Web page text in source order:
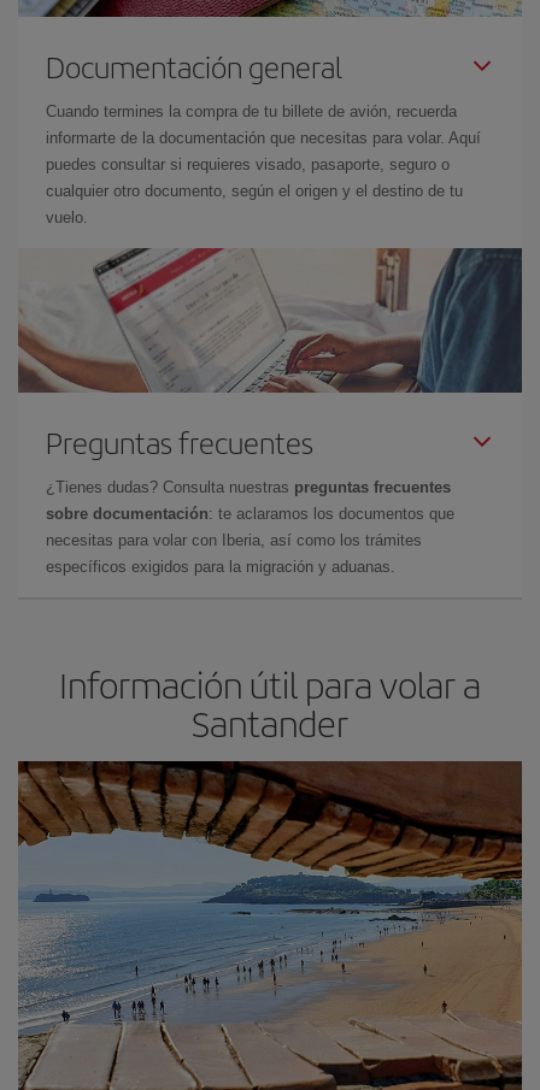
Documentación general
Cuando termines la compra de tu billete de avión, recuerda
informarte de la documentación que necesitas para volar. Aquí
puedes consultar si requieres visado, pasaporte, seguro o
cualquier otro documento, según el origen y el destino de tu
vuelo.
Preguntas frecuentes
¿Tienes dudas? Consulta nuestras preguntas frecuentes
sobre documentación: te aclaramos los documentos que
necesitas para volar con Iberia, así como los trámites
específicos exigidos para la migración y aduanas.
Información útil para volar a
Santander